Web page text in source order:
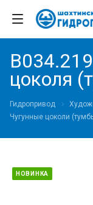
цоколя
Гидропривод
Чугунные цоколи
НОВИНКА